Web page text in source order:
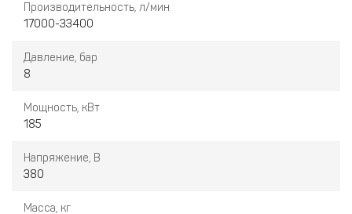
Производительность, л/мин
17000-33400
Давление, бар
8
Мощность, кВт
185
Напряжение, В
380
Масса, кг